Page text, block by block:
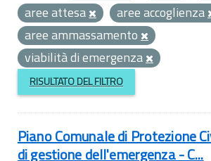
aree attesa
aree accoglienza
aree ammassamento
viabilità di emergenza
RISULTATO DEL FILTRO
Piano Comunale di Protezione
di gestione dell'emergenza - C...